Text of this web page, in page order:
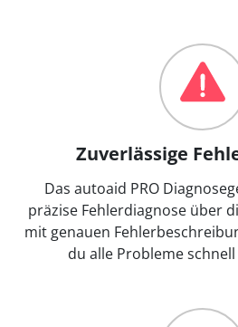
Zuverlässige
Das autoaid PRO
präzise Fehlerdiagnose über
mit genauen
du alle Probleme